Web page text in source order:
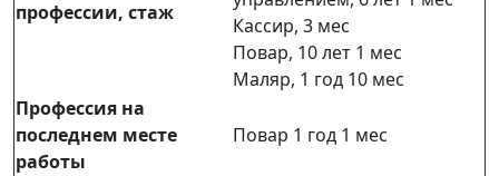
профессии, стаж
Кассир, 3 мес
Повар, 10 лет 1 мес
Маляр, 1 год 10 мес
Профессия на
последнем месте
работы
Повар 1 год 1 мес